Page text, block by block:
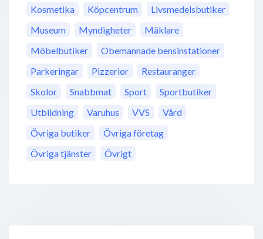
Kosmetika
Köpcentrum
Livsmedelsbutiker
Museum
Myndigheter
Mäklare
Möbelbutiker
Obemannade bensinstationer
Parkeringar
Pizzerior
Restauranger
Skolor
Snabbmat Sport
Sportbutiker
Utbildning
Varuhus VVS
Vård
Övriga butiker
Övriga företag
Övriga tjänster
Övrigt